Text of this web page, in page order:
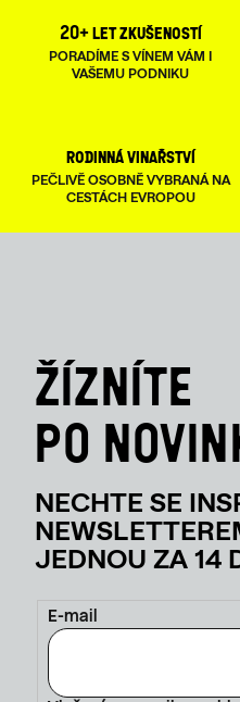
20+ let zkušeností
PORADÍME S VÍNEM VÁM I
VAŠEMU PODNIKU
rodinná vinařství
PEČLIVĚ OSOBNĚ VYBRANÁ NA
CESTÁCH EVROPOU
E-mail